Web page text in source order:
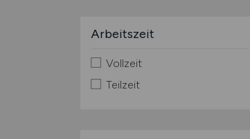
Arbeitszeit
Vollzeit
Teilzeit